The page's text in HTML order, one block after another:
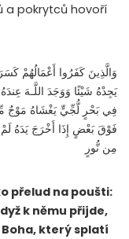
a pokrytců hovoří
وَالَّذِينَ كَفَرُوا أَعْمَالُهُمْ
يَجِدْهُ شَيْئًا وَوَجَدَ اللَّـهَ
فِي بَحْرٍ لُّجِّيٍّ يَغْشَاهُ
فَوْقَ بَعْضٍ إِذَا أَخْرَجَ يَدَهُ لَمْ
مِن نُّورٍ
přelud na poušti:
k němu přijde,
který splatí